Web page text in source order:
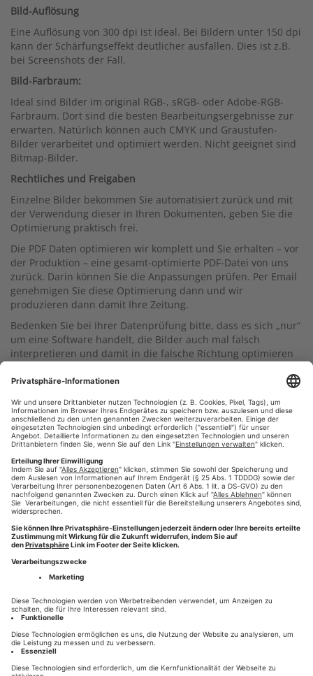
Bild-Auflösung
Eine Auflösung von 300 dpi ist ideal. Bei Bildern unter 150 dpi
kann der Schärfungseffekt deutlicher ausfallen. Dies ist z.B.
bei Screenshots der Fall.
Bild-Farbraum:
Ideal sind Bilder im original RGB-, sRGB- oder Adobe-RGB-
Farbraum. Dort sind die besten Bearbeitungsergebnisse zur
erwarten. Natürlich können auch CMYK und Graustufen-
Bilder verarbeitet und optimiert werden. Nicht geeignet sind
Bitmap-Bilder.
Rechtliches und Freigaben
Einzelne Bilder bekommen Sie automatisiert zurück und mit
der Verwendung dieser in Ihren Dokumenten, geben Sie die
Optimierung praktisch frei.
Die PDF Daten optimieren wir komplett und Sie erhalten – vor
der Produktion – eine gesamt-optimierte PDF-Datei von uns
zurück. Darin können Sie die Anpassungen prüfen. Per Email
genehmigen Sie diese Optimierung dann und wir
produzieren dann damit Ihre Zeitung.
Bedenken Sie bei Ihrer Datenprüfung bitte, dass es sich „nur“
um eine Software handelt, die Bilder auch mal falsch
interpretieren und damit in die falsche Richtung optimieren
Die Beurteilung ob ein Bild richtig optimiert wurde, liegt bei
Ihnen! Sie geben die finale Freigabe.
#WDDZ,#wir-drucken-deine-zeitung,#elpical,
#bildoptimierung, #zeitungsdruck,#presse-druck
augsburg
HINTERLASSEN SIE EINEN KOMMENTAR